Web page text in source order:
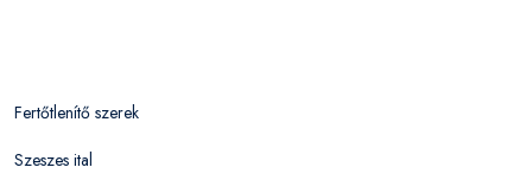
Fertőtlenítő szerek
Szeszes ital